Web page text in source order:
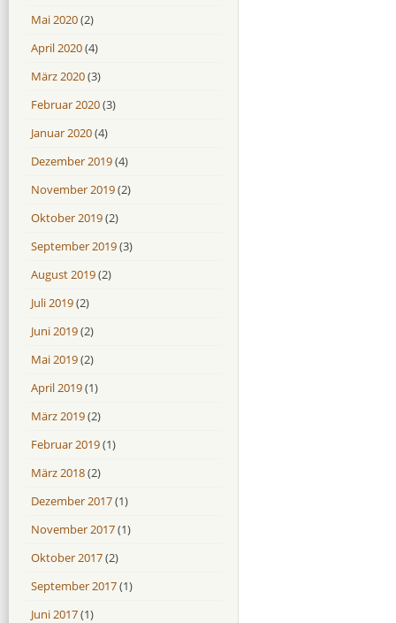
Mai 2020(2)
April 2020(4)
März 2020(3)
Februar 2020(3)
Januar 2020(4)
Dezember 2019(4)
November 2019(2)
Oktober 2019(2)
September 2019(3)
August 2019(2)
Juli 2019(2)
Juni 2019(2)
Mai 2019(2)
April 2019(1)
März 2019(2)
Februar 2019(1)
März 2018(2)
Dezember 2017(1)
November 2017(1)
Oktober 2017(2)
September 2017(1)
Juni 2017(1)